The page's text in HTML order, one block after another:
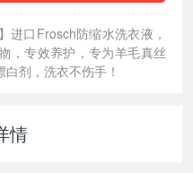
进口Frosch防缩水洗衣液，
，专效养护，专为羊毛真丝
剂，洗衣不伤手！
情